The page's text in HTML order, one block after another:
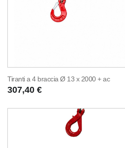
Tiranti a 4 braccia Ø 13 x 2000 + ac
307,40 €